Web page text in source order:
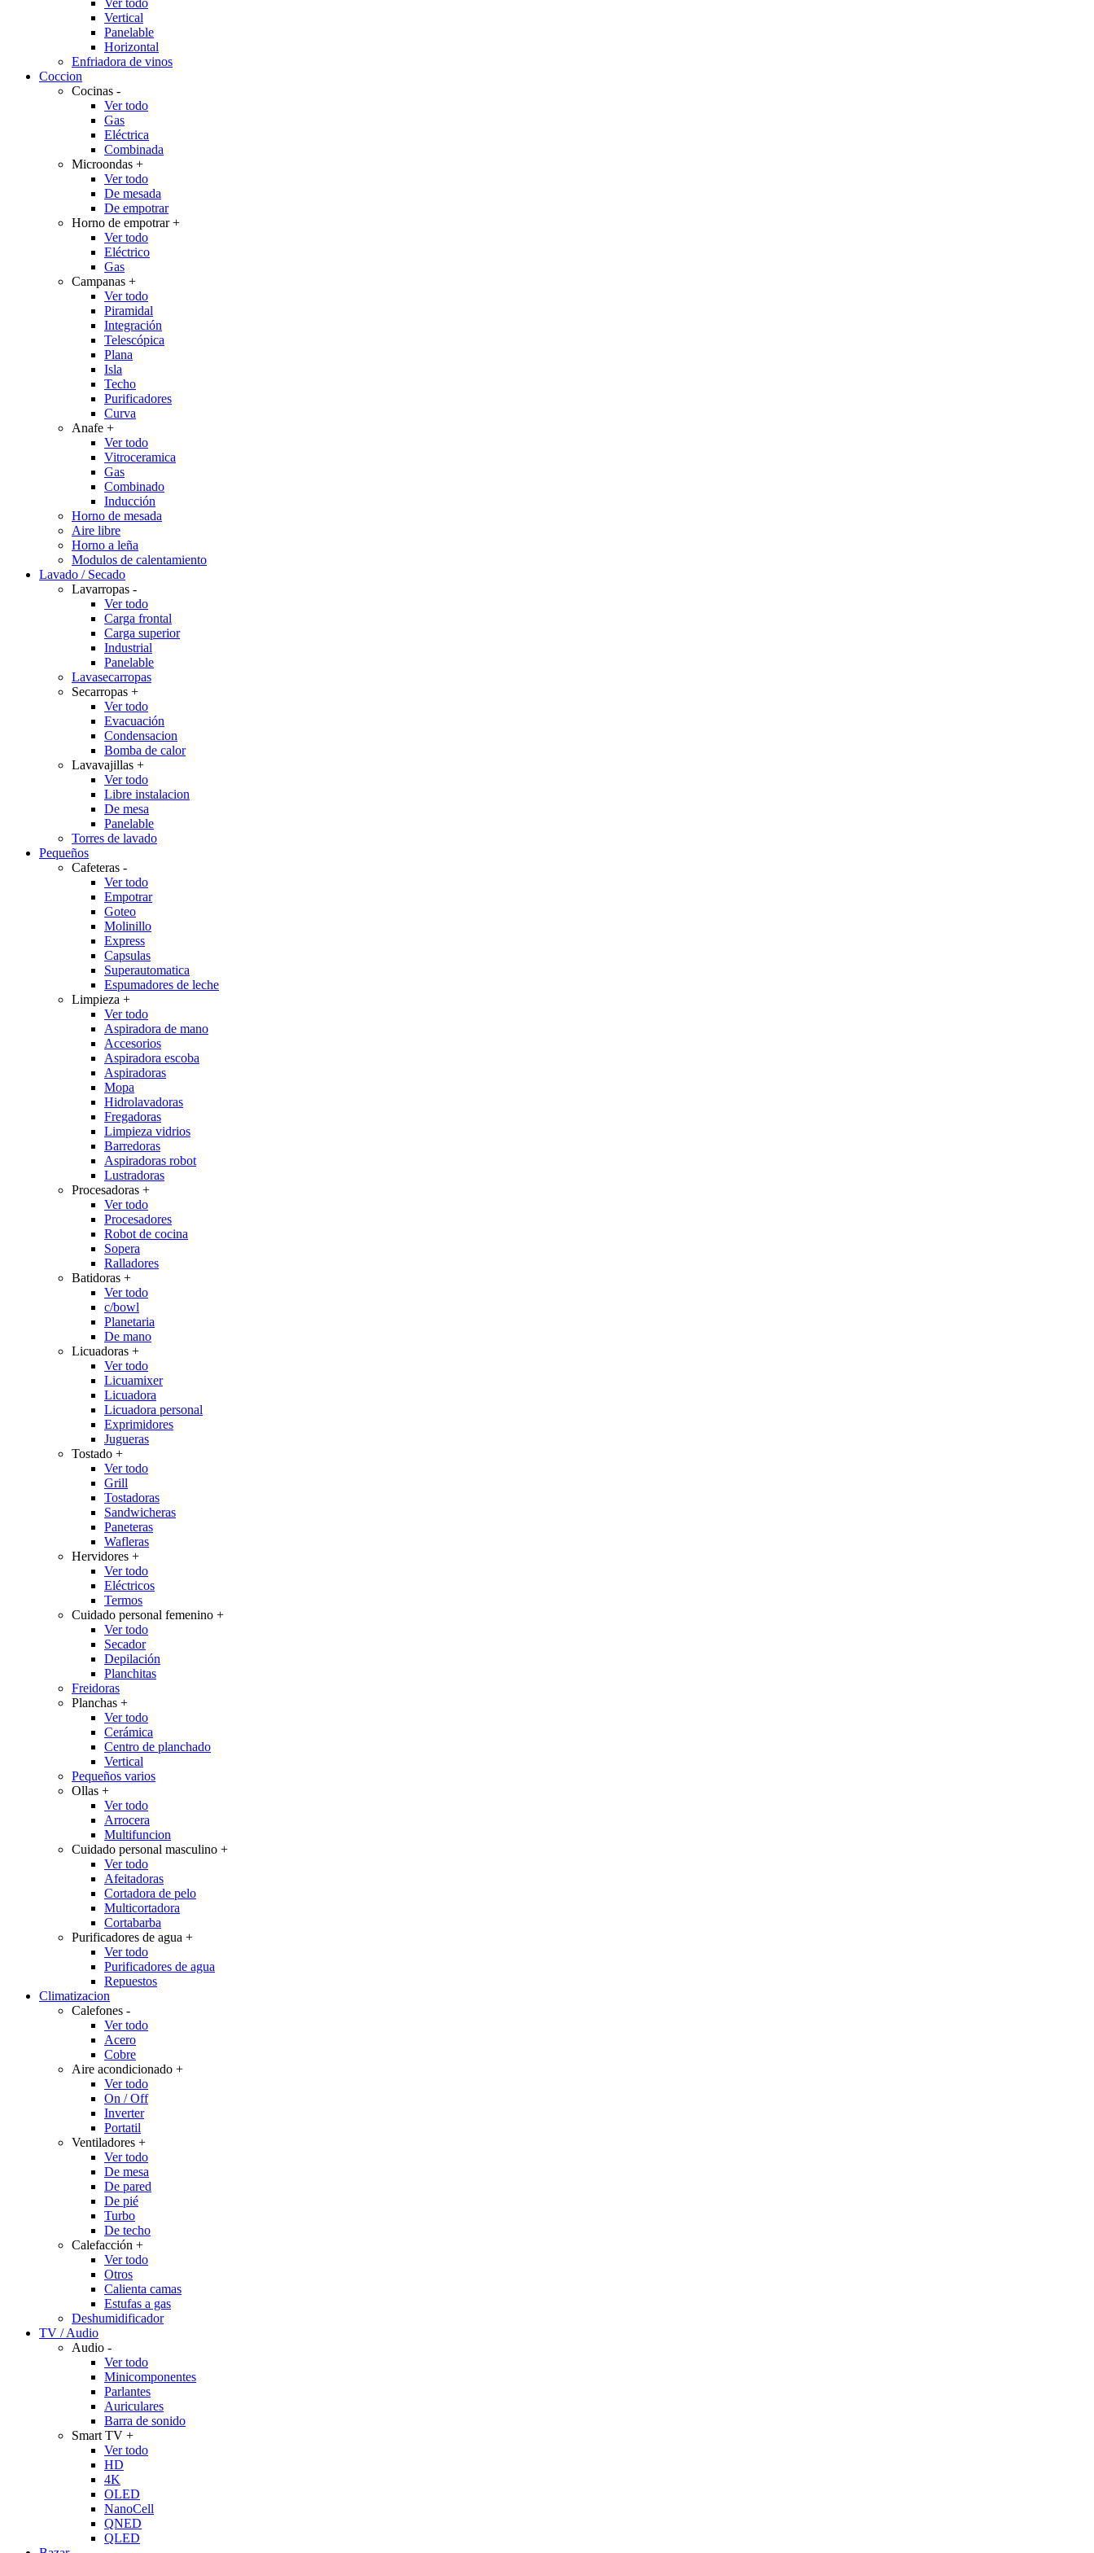
Ver todo
Vertical
Panelable
Horizontal
Enfriadora de vinos
Coccion
Cocinas -
Ver todo
Gas
Eléctrica
Combinada
Microondas +
Ver todo
De mesada
De empotrar
Horno de empotrar+
Ver todo
Eléctrico
Gas
Campanas +
Ver todo
Piramidal
Integración
Telescópica
Plana
Isla
Techo
Purificadores
Curva
Anafe +
Ver todo
Vitroceramica
Gas
Combinado
Inducción
Horno de mesada
Aire libre
Horno a leña
Modulos de calentamiento
Lavado / Secado
Lavarropas -
Ver todo
Carga frontal
Carga superior
Industrial
Panelable
Lavasecarropas
Secarropas +
Ver todo
Evacuación
Condensacion
Bomba de calor
Lavavajillas +
Ver todo
Libre instalacion
De mesa
Panelable
Torres de lavado
Pequeños
Cafeteras -
Ver todo
Empotrar
Goteo
Molinillo
Express
Capsulas
Superautomatica
Espumadores de leche
Limpieza +
Ver todo
Aspiradora de mano
Accesorios
Aspiradora escoba
Aspiradoras
Mopa
Hidrolavadoras
Fregadoras
Limpieza vidrios
Barredoras
Aspiradoras robot
Lustradoras
Procesadoras +
Ver todo
Procesadores
Robot de cocina
Sopera
Ralladores
Batidoras +
Ver todo
c/bowl
Planetaria
De mano
Licuadoras +
Ver todo
Licuamixer
Licuadora
Licuadora personal
Exprimidores
Jugueras
Tostado +
Ver todo
Grill
Tostadoras
Sandwicheras
Paneteras
Wafleras
Hervidores +
Ver todo
Eléctricos
Termos
Cuidado personal femenino +
Ver todo
Secador
Depilación
Planchitas
Freidoras
Planchas +
Ver todo
Cerámica
Centro de planchado
Vertical
Pequeños varios
Ollas +
Ver todo
Arrocera
Multifuncion
Cuidado personal masculino +
Ver todo
Afeitadoras
Cortadora de pelo
Multicortadora
Cortabarba
Purificadores de agua +
Ver todo
Purificadores de agua
Repuestos
Climatizacion
Calefones -
Ver todo
Acero
Cobre
Aire acondicionado +
Ver todo
On / Off
Inverter
Portatil
Ventiladores +
Ver todo
De mesa
De pared
De pié
Turbo
De techo
Calefacción +
Ver todo
Otros
Calienta camas
Estufas a gas
Deshumidificador
TV / Audio
Audio -
Ver todo
Minicomponentes
Parlantes
Auriculares
Barra de sonido
Smart TV +
Ver todo
HD
4K
OLED
NanoCell
QNED
QLED